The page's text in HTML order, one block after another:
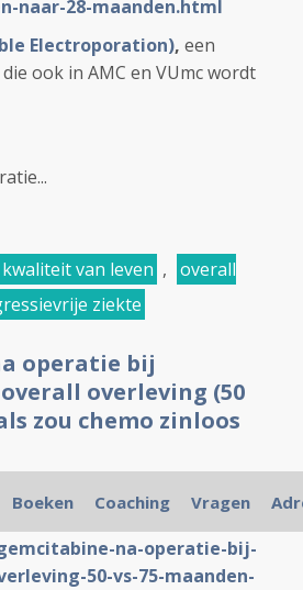
naar-28-maanden.html
Electroporation), een
ook in AMC en VUmc wordt
kwaliteit van leven , overall
ziekte
operatie bij
overleving (50
zou chemo zinloos
na-operatie-bij-
50-vs-75-maanden-
Boeken Coaching Vragen